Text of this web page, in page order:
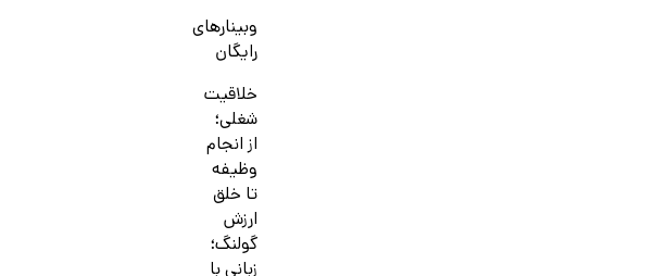
وبینارهای
رایگان
خلاقیت
شغلی؛
از انجام
وظیفه
تا خلق
ارزش
گولنگ؛